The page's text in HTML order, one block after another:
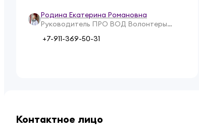
Родина Екатерина Романовна
Руководитель ПРО ВОД Волонтеры
+7-911-369-50-31
Контактное лицо